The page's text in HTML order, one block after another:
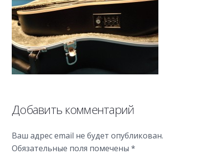
Добавить комментарий
Ваш адрес email не будет опубликован.
Обязательные поля помечены *